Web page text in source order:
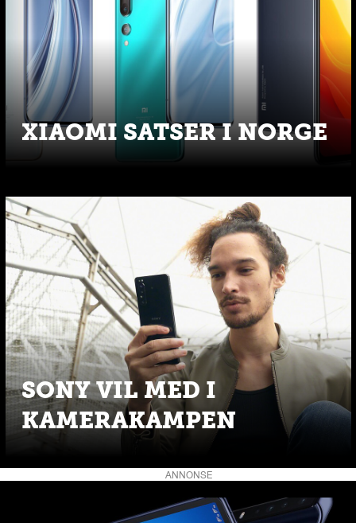
XIAOMI SATSER I NORGE
SONY VIL MED I
KAMERAKAMPEN
ANNONSE